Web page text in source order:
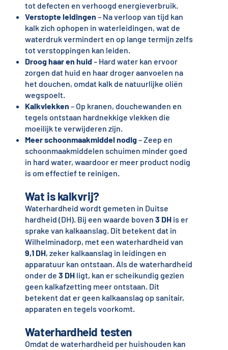
tot defecten en verhoogd energieverbruik.
Verstopte leidingen – Na verloop van tijd kan
kalk zich ophopen in waterleidingen, wat de
waterdruk vermindert en op lange termijn zelfs
tot verstoppingen kan leiden.
Droog haar en huid – Hard water kan ervoor
zorgen dat huid en haar droger aanvoelen na
het douchen, omdat kalk de natuurlijke oliën
wegspoelt.
Kalkvlekken – Op kranen, douchewanden en
tegels ontstaan hardnekkige vlekken die
moeilijk te verwijderen zijn.
Meer schoonmaakmiddel nodig– Zeep en
schoonmaakmiddelen schuimen minder goed
in hard water, waardoor er meer product nodig
is om effectief te reinigen.
Wat is kalkvrij?
Waterhardheid wordt gemeten in Duitse
hardheid (DH). Bij een waarde boven 3 DHis er
sprake van kalkaanslag. Dit betekent dat in
Wilhelminadorp, met een waterhardheid van
9,1 DH, zeker kalkaanslag in leidingen en
apparatuur kan ontstaan. Als de waterhardheid
onder de 3 DHligt, kan er scheikundig gezien
geen kalkafzetting meer ontstaan. Dit
betekent dat er geen kalkaanslag op sanitair,
apparaten en tegels voorkomt.
Waterhardheid testen
Omdat de waterhardheid per huishouden kan